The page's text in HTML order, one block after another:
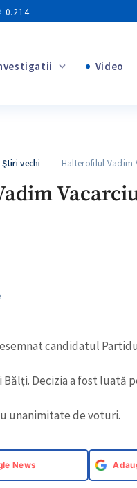
0.214
Video
Ştiri vechi — Halterofilul Vadim
candidatul
Decizia a fost luată
unanimitate de voturi.
News